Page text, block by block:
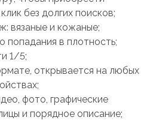
без долгих поисков;
вязаные и кожаные;
попадания в плотность;
1/5;
открывается на любых
фото, графические
и порядное описание;